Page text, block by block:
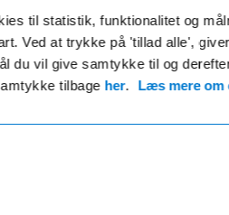
til statistik, funktionalitet og
Ved at trykke på 'tillad alle',
du vil give samtykke til og
tilbage her. Læs mere om
år
brændstof